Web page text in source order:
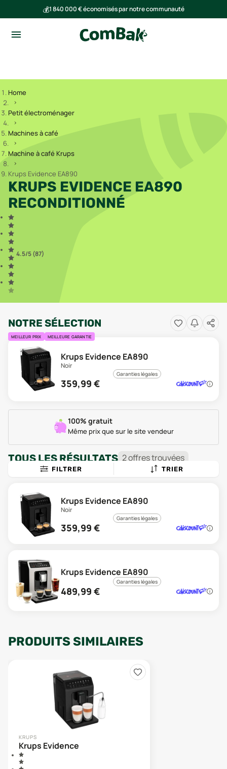
💰1 840 000 € économisés par notre communauté
Home
Petit électroménager
Machines à café
Machine à café Krups
Krups Evidence EA890
KRUPS EVIDENCE EA890
RECONDITIONNÉ
4.5/5 (87)
NOTRE SÉLECTION
MEILLEUR PRIX MEILLEURE GARANTIE
Krups Evidence EA890
Noir
Garanties légales
359,99 €
100% gratuit
Même prix que sur le site vendeur
TOUS LES RÉSULTATS 2offrestrouvées
FILTRER TRIER
Krups Evidence EA890
Noir
Garanties légales
359,99 €
Krups Evidence EA890
Garanties légales
489,99 €
PRODUITS SIMILAIRES
KRUPS
Krups Evidence